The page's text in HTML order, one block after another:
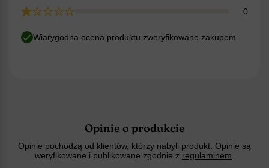
0
Wiarygodna ocena produktu zweryfikowane zakupem.
Opinie o produkcie
Opinie pochodzą od klientów, którzy nabyli produkt. Opinie są
weryfikowane i publikowane zgodnie z regulaminem